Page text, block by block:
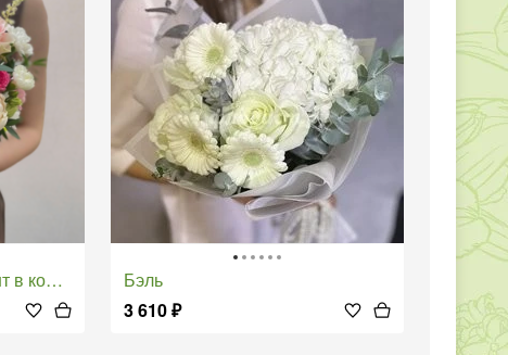
Бэль
3 610₽